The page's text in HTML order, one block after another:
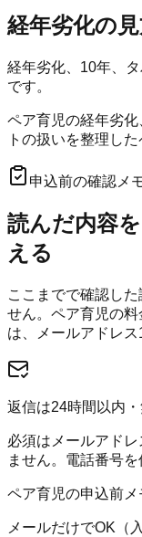
経年劣化の
経年劣化、10年、
です。
ペア育児の経年劣
トの扱いを整理した
申込前の確認メ
読んだ内容
える
ここまでで確認し
せん。 ペア育児の料
は、メールアドレス
返信は24時間以内
必須はメールアド
ません。電話番号
ペア育児の申込前メ
メールだけでOK（